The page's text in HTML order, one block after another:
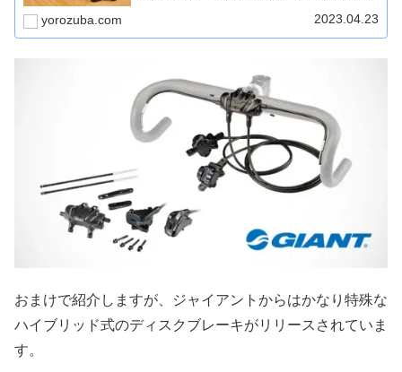
yorozuba.com 2023.04.23
おまけで紹介しますが、ジャイアントからはかなり特殊な
ハイブリッド式のディスクブレーキがリリースされていま
す。